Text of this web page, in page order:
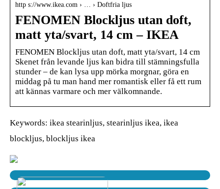
http s://www.ikea.com › … › Doftfria ljus
FENOMEN Blockljus utan doft,
matt yta/svart, 14 cm – IKEA
FENOMEN Blockljus utan doft, matt yta/svart, 14 cm
Skenet från levande ljus kan bidra till stämningsfulla
stunder – de kan lysa upp mörka morgnar, göra en
middag på tu man hand mer romantisk eller få ett rum
att kännas varmare och mer välkomnande.
Keywords: ikea stearinljus, stearinljus ikea, ikea
blockljus, blockljus ikea